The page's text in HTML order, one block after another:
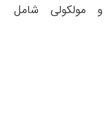
و مولکولی شامل